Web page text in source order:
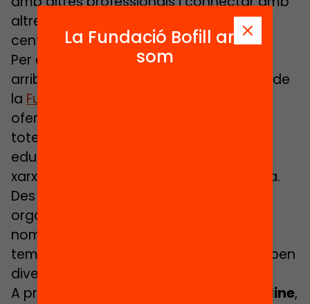
altres contextos més enllà dels nostres
centres, projectes o entitats.
Per això, el moviment Edcamp, que va
arribar a Catalunya l’any 2016 de la mà de
la Fundació Bofill
ofereix un espai de trobada obert per a
totes les persones de la comunitat
educativa amb ganes de compartir, fer
xarxa i aprendre a través de la conversa.
Des d’aleshores, a Catalunya s’han
organitzat prop de 100 Edcamps a
nombrosos territoris, sobre diferents
temes, amb diferents agents i formats ben
diversos. I ara, també en format digital!
A principis de 2020, arriba l’
Edcamp Online,
La Fundació Bofill ara
som